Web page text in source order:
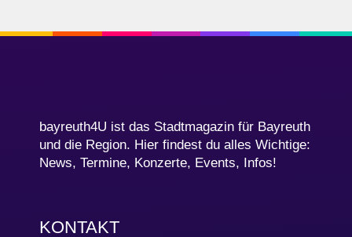
bayreuth4U ist das Stadtmagazin für Bayreuth
und die Region. Hier findest du alles Wichtige:
News, Termine, Konzerte, Events, Infos!
KONTAKT